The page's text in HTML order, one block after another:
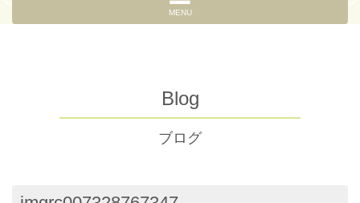
MENU
Blog
ブログ